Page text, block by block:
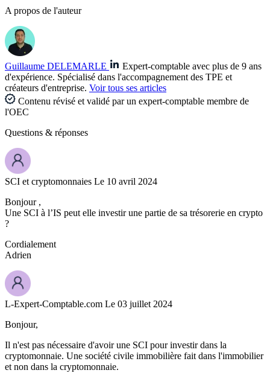
A propos de l'auteur
Guillaume DELEMARLE
Expert-comptable avec plus de 9 ans
d'expérience. Spécialisé dans l'accompagnement des TPE et
créateurs d'entreprise. Voir tous ses articles
Contenu révisé et validé par un expert-comptable membre de
l'OEC
Questions & réponses
SCI et cryptomonnaies Le 10 avril 2024
Bonjour ,
Une SCI à l’IS peut elle investir une partie de sa trésorerie en crypto
?
Cordialement
Adrien
L-Expert-Comptable.com Le 03 juillet 2024
Bonjour,
Il n'est pas nécessaire d'avoir une SCI pour investir dans la
cryptomonnaie. Une société civile immobilière fait dans l'immobilier
et non dans la cryptomonnaie.